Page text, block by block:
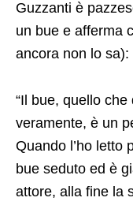
Guzzanti è
un bue e afferma
ancora non lo sa):
“Il bue, quello
veramente, è un
Quando l’ho letto
bue seduto ed è
attore, alla fine la